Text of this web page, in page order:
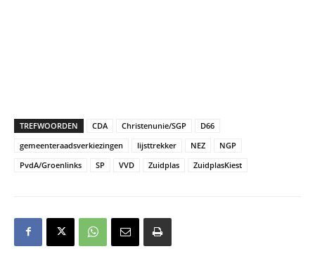
TREFWOORDEN CDA Christenunie/SGP
D66
gemeenteraadsverkiezingen
lijsttrekker NEZ
NGP
PvdA/Groenlinks
SP VVD Zuidplas ZuidplasKiest